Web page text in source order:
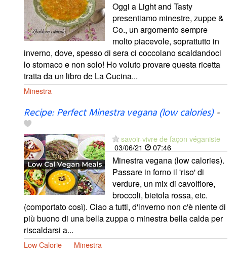
Oggi a Light and Tasty
presentiamo minestre, zuppe &
Co., un argomento sempre
molto piacevole, soprattutto in
inverno, dove, spesso di sera ci coccolano scaldandoci
lo stomaco e non solo! Ho voluto provare questa ricetta
tratta da un libro de La Cucina...
Minestra
Recipe: Perfect Minestra vegana (low calories)-
savoir-vivre de façon véganiste
03/06/21
07:46
Minestra vegana (low calories).
Passare in forno il 'riso' di
verdure, un mix di cavolfiore,
broccoli, bietola rossa, etc.
(comportato così). Ciao a tutti, d'inverno non c'è niente di
più buono di una bella zuppa o minestra bella calda per
riscaldarsi a...
Low Calorie Minestra